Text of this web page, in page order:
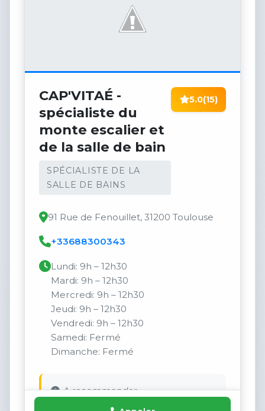
CAP'VITAÉ -
spécialiste du
monte escalier et
de la salle de bain
SPÉCIALISTE DE LA
SALLE DE BAINS
5.0(15)
91 Rue de Fenouillet, 31200 Toulouse
+33688300343
Lundi: 9h – 12h30
Mardi: 9h – 12h30
Mercredi: 9h – 12h30
Jeudi: 9h – 12h30
Vendredi: 9h – 12h30
Samedi: Fermé
Dimanche: Fermé
A recommander.